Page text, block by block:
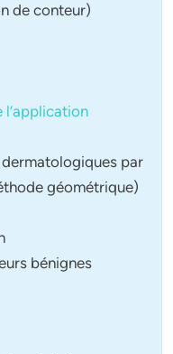
de conteur)
l’application
par
géométrique)
bénignes